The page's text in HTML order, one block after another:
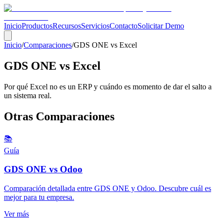
InicioProductosRecursosServiciosContactoSolicitar Demo
Inicio/Comparaciones/GDS ONE vs Excel
GDS ONE vs Excel
Por qué Excel no es un ERP y cuándo es momento de dar el salto a
un sistema real.
Otras Comparaciones
📚
Guía
GDS ONE vs Odoo
Comparación detallada entre GDS ONE y Odoo. Descubre cuál es
mejor para tu empresa.
Ver más